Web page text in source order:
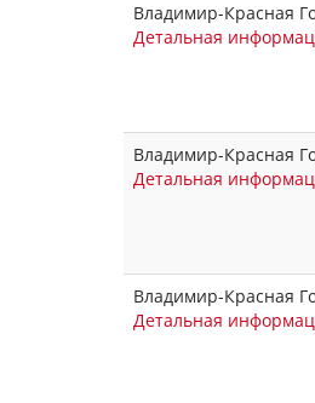
Владимир-Красная
Детальная
Владимир-Красная
Детальная
Владимир-Красная
Детальная